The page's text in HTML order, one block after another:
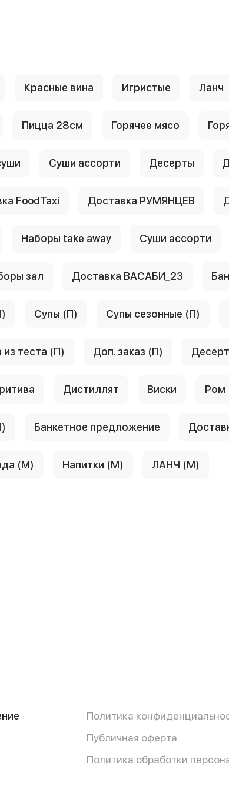
Красные вина Игристые Ланч
Пицца 28см Горячее мясо
Суши ассорти Десерты
FoodTaxi Доставка РУМЯНЦЕВ
Наборы take away Суши ассорти
зал Доставка ВАСАБИ_23
Супы (П) Супы сезонные (П)
теста (П) Доп. заказ (П)
Дистиллят Виски Ром
Банкетное предложение
(М) Напитки (М) ЛАНЧ (М)
Политика
Публичная оферта
Политика обработки